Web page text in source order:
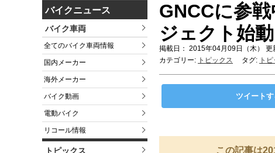
バイクニュース
バイク車両
全てのバイク車両情報
国内メーカー
海外メーカー
バイク動画
電動バイク
リコール情報
トピックス
GNCCに参
ジェクト始動
掲載日： 2015年04月09日（木） 更
カテゴリー: トピックス タグ: ト
ツイートす
この記事は